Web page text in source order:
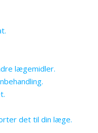
lægemidler.
det til din læge.